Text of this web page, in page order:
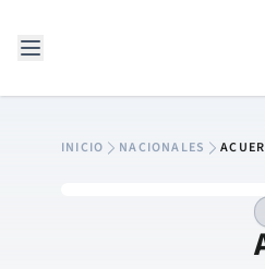
INICIO NACIONALES